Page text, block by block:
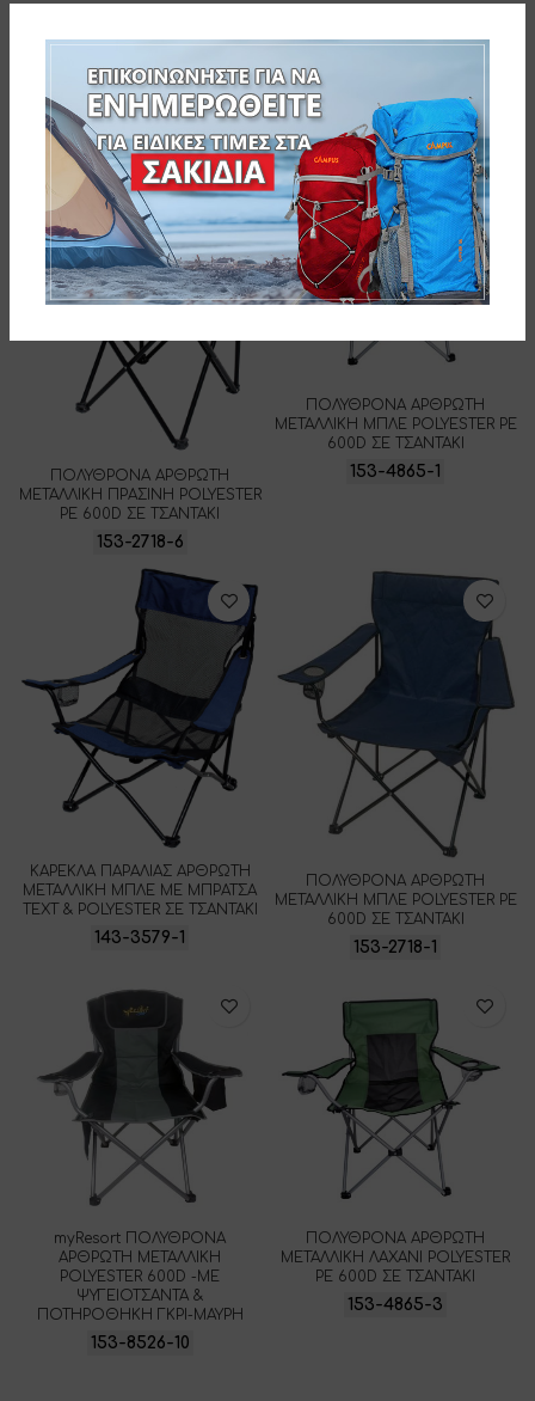
ΑΡΘΡΩΤΗ ΜΕΤΑΛΛΙΚΗ ΜΑΥΡΗ
POLYESTER 600D -ME ΘΗΚΗ
ΜΕΤΑΦΟΡΑΣ 600D
153-6799
ΑΡΘΡΩΤΗ ΜΕΤΑΛΛΙΚΗ ΜΠΛΕ
POLYESTER 600D -ME ΘΗΚΗ
153-8120
ΠΟΛΥΘΡΟΝΑ ΑΡΘΡΩΤΗ
ΜΕΤΑΛΛΙΚΗ ΠΡΑΣΙΝΗ POLYESTER
PE 600D ΣΕ ΤΣΑΝΤΑΚΙ
153-2718-6
ΠΟΛΥΘΡΟΝΑ ΑΡΘΡΩΤΗ
ΜΕΤΑΛΛΙΚΗ ΜΠΛΕ POLYESTER PE
600D ΣΕ ΤΣΑΝΤΑΚΙ
153-4865-1
ΚΑΡΕΚΛΑ ΠΑΡΑΛΙΑΣ ΑΡΘΡΩΤΗ
ΜΕΤΑΛΛΙΚΗ ΜΠΛΕ ΜΕ ΜΠΡΑΤΣΑ
ΤΕΧΤ & POLYESTER ΣΕ ΤΣΑΝΤΑΚΙ
143-3579-1
ΠΟΛΥΘΡΟΝΑ ΑΡΘΡΩΤΗ
ΜΕΤΑΛΛΙΚΗ ΜΠΛΕ POLYESTER PE
600D ΣΕ ΤΣΑΝΤΑΚΙ
153-2718-1
myResort ΠΟΛΥΘΡΟΝΑ
ΑΡΘΡΩΤΗ ΜΕΤΑΛΛΙΚΗ
POLYESTER 600D -ME
ΨΥΓΕΙΟΤΣΑΝΤΑ &
ΠΟΤΗΡΟΘΗΚΗ ΓΚΡΙ-ΜΑΥΡΗ
153-8526-10
ΠΟΛΥΘΡΟΝΑ ΑΡΘΡΩΤΗ
ΜΕΤΑΛΛΙΚΗ ΛΑΧΑΝΙ POLYESTER
PE 600D ΣΕ ΤΣΑΝΤΑΚΙ
153-4865-3